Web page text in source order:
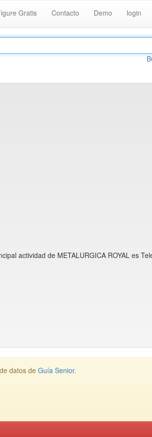
Gratis Contacto Demo login
actividad de METALURGICA ROYAL es
datos de Guía Senior.